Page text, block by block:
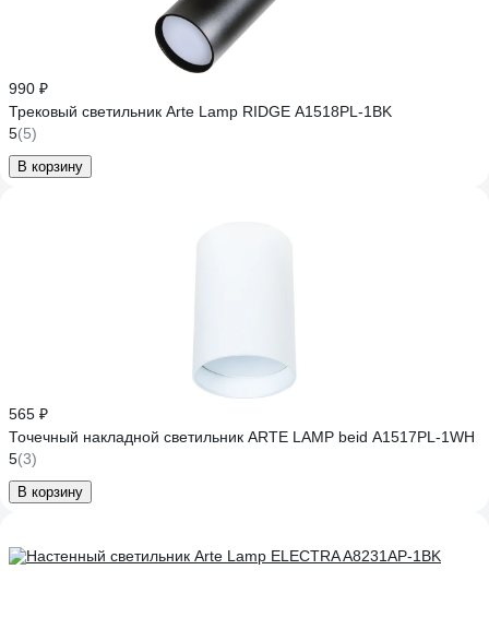
990 ₽
Трековый светильник Arte Lamp RIDGE A1518PL-1BK
5(5)
В корзину
565 ₽
Точечный накладной светильник ARTE LAMP beid A1517PL-1WH
5(3)
В корзину